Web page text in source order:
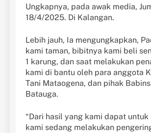
Ungkapnya, pada awak media,
18/4/2025. Di Kalangan.
Lebih jauh, Ia mengungkapkan,
kami taman, bibitnya kami beli
1 karung, dan saat melakukan
kami di bantu oleh para anggota
Tani Mataogena, dan pihak
Batauga.
“Dari hasil yang kami dapat untuk
kami sedang melakukan